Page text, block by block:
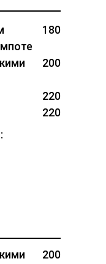
200
180
200
220
220